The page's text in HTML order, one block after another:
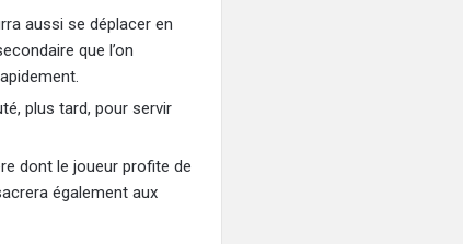
aussi se déplacer en
que l’on
plus tard, pour servir
dont le joueur profite de
également aux